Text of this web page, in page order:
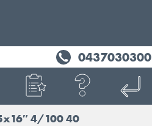
0437030300
4/100 40